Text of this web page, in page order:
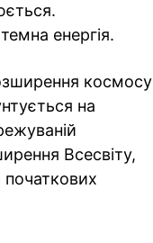
енергія.
космосу
на
Всесвіту,
початкових